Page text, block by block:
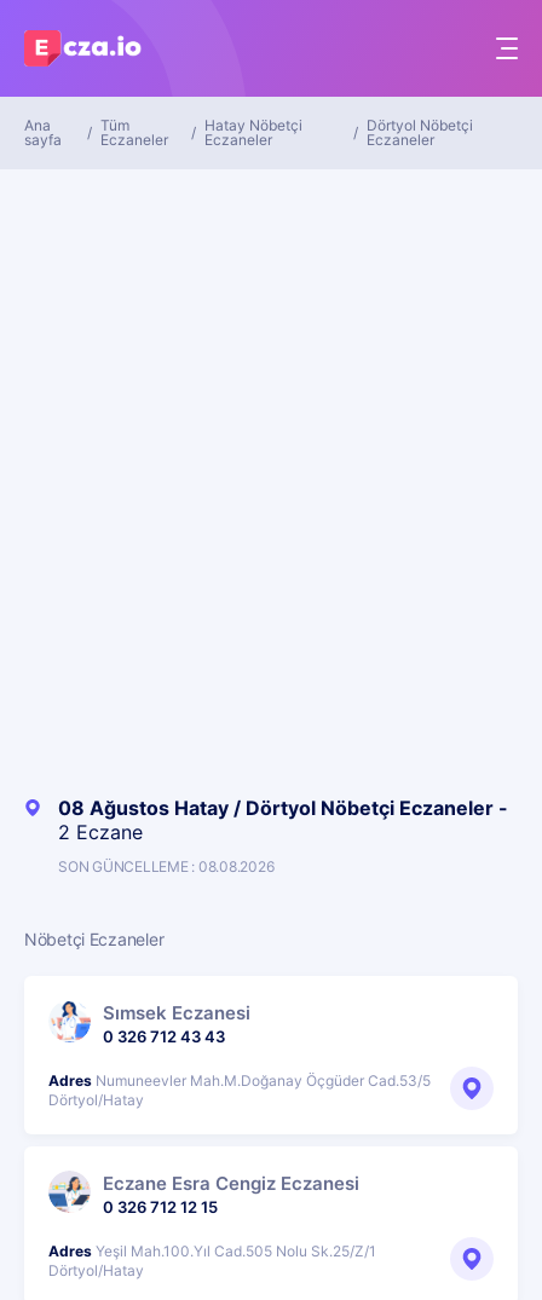
Ana
sayfa
Tüm
Eczaneler
Hatay Nöbetçi
Eczaneler
Dörtyol Nöbetçi
Eczaneler
08 Ağustos Hatay / Dörtyol Nöbetçi Eczaneler -
2 Eczane
SON GÜNCELLEME : 08.08.2026
Nöbetçi Eczaneler
Sımsek Eczanesi
0 326 712 43 43
Adres Numuneevler Mah.M.Doğanay Öçgüder Cad.53/5
Dörtyol/Hatay
Eczane Esra Cengiz Eczanesi
0 326 712 12 15
Adres Yeşil Mah.100.Yıl Cad.505 Nolu Sk.25/Z/1
Dörtyol/Hatay